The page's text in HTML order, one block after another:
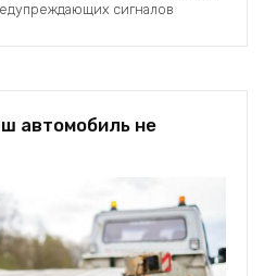
сигналов
автомобиль не